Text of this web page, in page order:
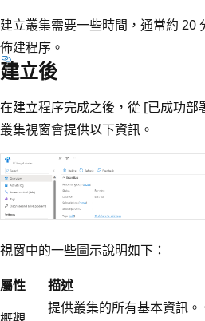
建立叢集需要一些時間，通常約 20
佈建程序。
建立後
在建立程序完成之後，從 [已成功部
叢集視窗會提供以下資訊。
視窗中的一些圖示說明如下：
屬性
描述
提供叢集的所有基本資訊